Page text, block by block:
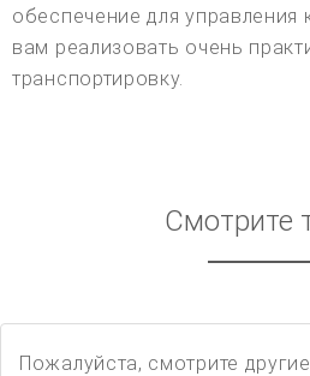
обеспечение для
вам реализовать очень
транспортировку.
Смотрите
Пожалуйста, смотрите